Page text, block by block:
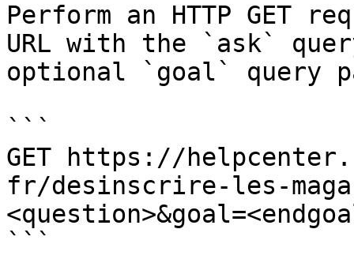
Perform an HTTP GET
URL with the `ask`
optional `goal` query
```
GET https://
fr/desinscrire-les-
```